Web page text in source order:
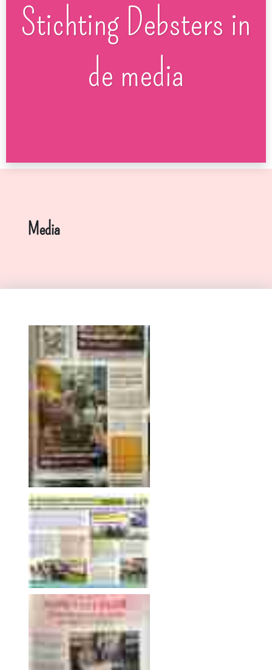
Stichting Debsters in
de media
Media